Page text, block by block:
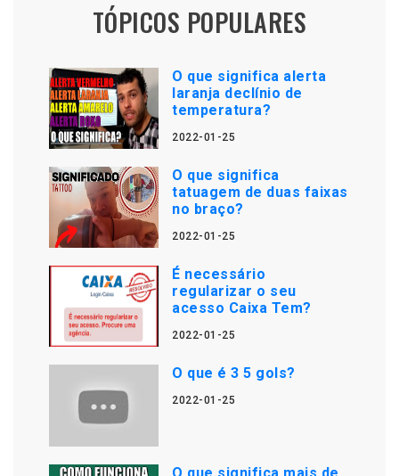
TÓPICOS POPULARES
O que significa alerta
laranja declínio de
temperatura?
2022-01-25
O que significa
tatuagem de duas faixas
no braço?
2022-01-25
É necessário
regularizar o seu
acesso Caixa Tem?
2022-01-25
O que é 3 5 gols?
2022-01-25